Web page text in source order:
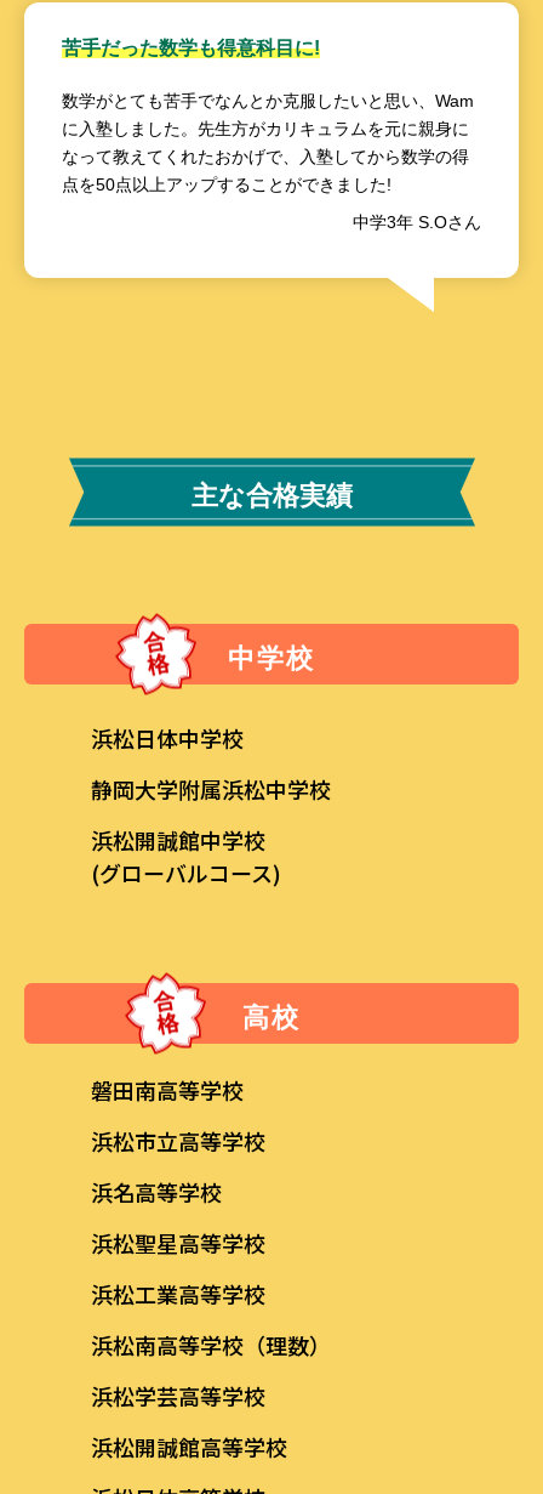
苦手だった数学も得意科目に!
数学がとても苦手でなんとか克服したいと思い、Wam
に入塾しました。先生方がカリキュラムを元に親身に
なって教えてくれたおかげで、入塾してから数学の得
点を50点以上アップすることができました!
中学3年 S.Oさん
主な合格実績
中学校
浜松日体中学校
静岡大学附属浜松中学校
浜松開誠館中学校
(グローバルコース)
高校
磐田南高等学校
浜松市立高等学校
浜名高等学校
浜松聖星高等学校
浜松工業高等学校
浜松南高等学校（理数）
浜松学芸高等学校
浜松開誠館高等学校